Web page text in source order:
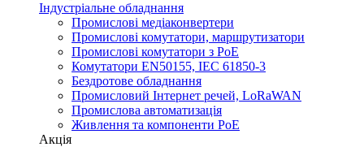
Індустріальне обладнання
Промислові медіаконвертери
Промислові комутатори, маршрутизатори
Промислові комутатори з PoE
Комутатори EN50155, IEC 61850-3
Бездротове обладнання
Промисловий Інтернет речей, LoRaWAN
Промислова автоматизація
Живлення та компоненти PoE
Акція